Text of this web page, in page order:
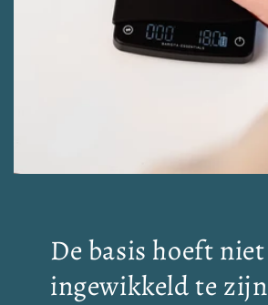
De basis hoeft niet
ingewikkeld te zijn